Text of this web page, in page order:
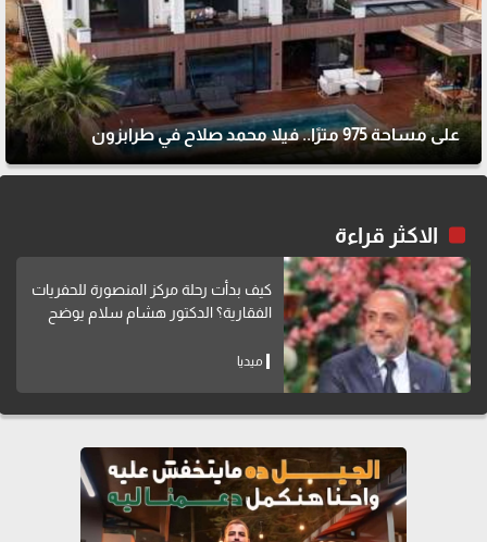
على مساحة 975 مترًا.. فيلا محمد صلاح في طرابزون
الاكثر قراءة
كيف بدأت رحلة مركز المنصورة للحفريات
الفقارية؟ الدكتور هشام سلام يوضح
ميديا